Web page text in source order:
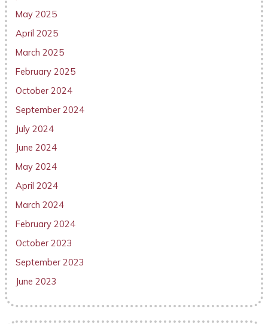
May 2025
April 2025
March 2025
February 2025
October 2024
September 2024
July 2024
June 2024
May 2024
April 2024
March 2024
February 2024
October 2023
September 2023
June 2023